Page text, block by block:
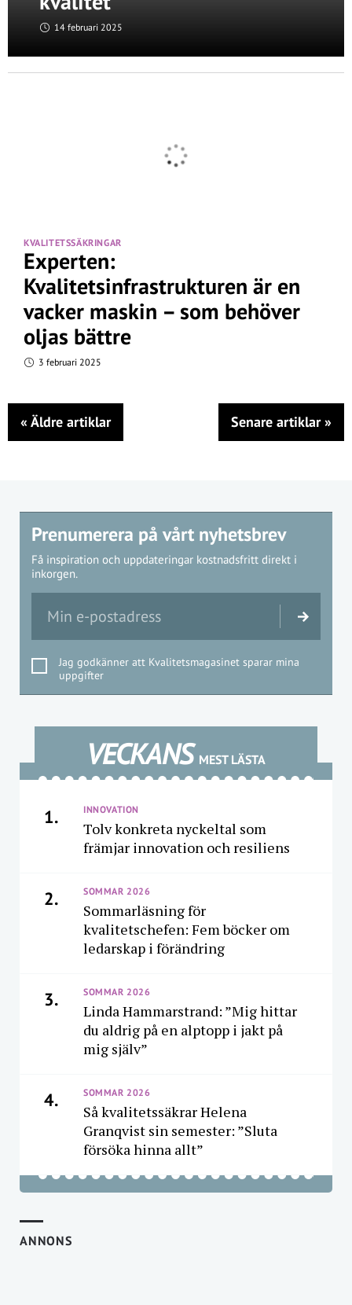
14 februari 2025
KVALITETSSÄKRINGAR
Experten:
Kvalitetsinfrastrukturen är en
vacker maskin – som behöver
oljas bättre
3 februari 2025
« Äldre artiklar Senare artiklar»
Prenumerera på vårt nyhetsbrev
Få inspiration och uppdateringar kostnadsfritt direkt i
inkorgen.
Jag godkänner att Kvalitetsmagasinet sparar mina
uppgifter
VECKANS MEST LÄSTA
1. INNOVATION
Tolv konkreta nyckeltal som
främjar innovation och resiliens
2. SOMMAR 2026
Sommarläsning för
kvalitetschefen: Fem böcker om
ledarskap i förändring
3. SOMMAR 2026
Linda Hammarstrand: ”Mig hittar
du aldrig på en alptopp i jakt på
mig själv”
4. SOMMAR 2026
Så kvalitetssäkrar Helena
Granqvist sin semester: ”Sluta
försöka hinna allt”
ANNONS